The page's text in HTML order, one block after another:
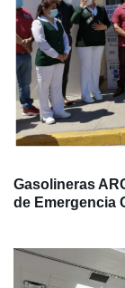
Gasolineras
de Emergencia